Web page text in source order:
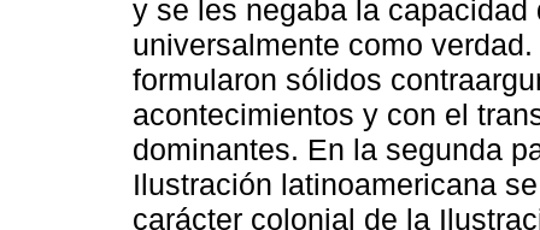
y se les negaba la
universalmente como
formularon sólidos
acontecimientos y con el
dominantes. En la segunda
Ilustración latinoamericana
carácter colonial de la